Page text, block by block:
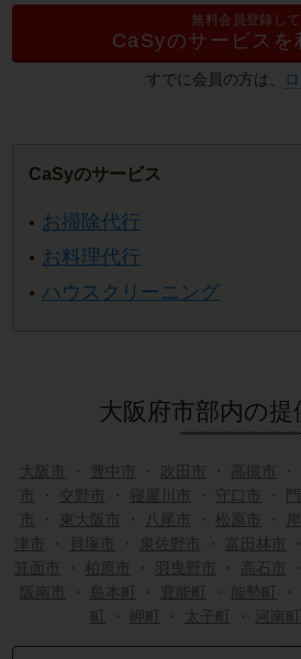
無料会員登録して
CaSyのサービスを
すでに会員の方は、
CaSyのサービス
お掃除代行
お料理代行
ハウスクリーニング
大阪府市部内の提
大阪市 ・ 豊中市 ・ 吹田市 ・ 高槻市 ・
市
・ 交野市 ・ 寝屋川市 ・ 守口市 ・
市
・ 東大阪市 ・ 八尾市 ・ 松原市 ・
津市
・ 貝塚市 ・ 泉佐野市 ・ 富田林市 ・
箕面市
・ 柏原市 ・ 羽曳野市 ・ 高石市 ・
阪南市
・ 島本町 ・ 豊能町 ・ 能勢町 ・
町 ・ 岬町 ・ 太子町 ・ 河南町